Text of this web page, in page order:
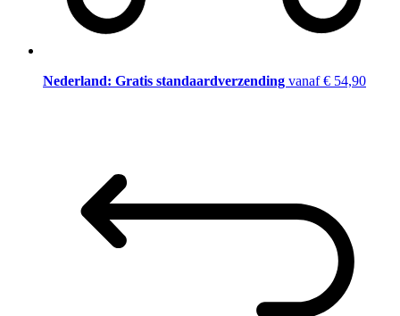
Nederland: Gratis standaardverzending vanaf € 54,90